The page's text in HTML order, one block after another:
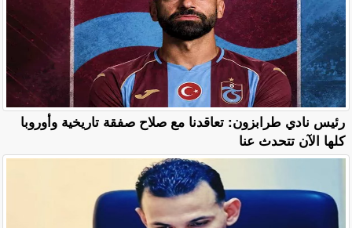
رئيس نادي طرابزون: تعاقدنا مع صلاح صفقة تاريخية وأوروبا
كلها الآن تتحدث عنا